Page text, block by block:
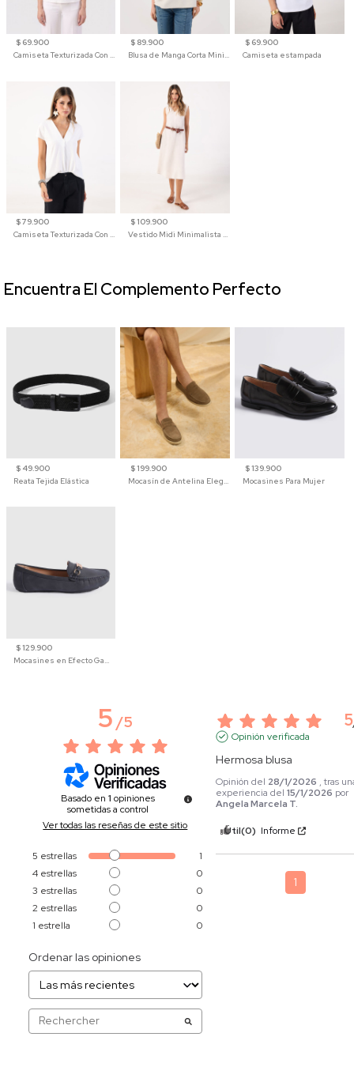
$ 69.900
Camiseta Texturizada Con Hombro Caído Para Mujer
$ 89.900
Blusa de Manga Corta Minimalista para Mujer
$ 69.900
Camiseta estampada
$ 79.900
Camiseta Texturizada Con Cuello En V Para Mujer
$ 109.900
Vestido Midi Minimalista De Silueta Amplia
$ 49.900
Reata Tejida Elástica
$ 199.900
Mocasín de Antelina Elegante con Suela de Contraste Para Hombre
$ 139.900
Mocasines Para Mujer
$ 129.900
Mocasines en Efecto Gamuzado Para Mujer
Encuentra El Complemento Perfecto
5/5
Basado en1 opiniones
sometidas a control
Ver todas las reseñas de este sitio
5 estrellas
1
4 estrellas
0
3 estrellas
0
2 estrellas
0
1 estrella 0
Ordenar las opiniones
5
Opinión verificada
Hermosa blusa
Opinión del 28/1/2026 , tras
experiencia del15/1/2026 por
Angela Marcela T.
Útil(0) Informe
1